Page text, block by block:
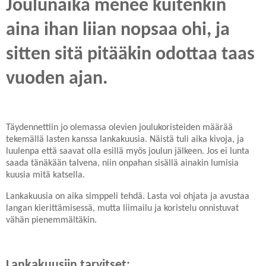
Joulunaika menee kuitenkin
aina ihan liian nopsaa ohi, ja
sitten sitä pitääkin odottaa taas
vuoden ajan.
Täydennettiin jo olemassa olevien joulukoristeiden määrää
tekemällä lasten kanssa lankakuusia. Näistä tuli aika kivoja, ja
luulenpa että saavat olla esillä myös joulun jälkeen. Jos ei lunta
saada tänäkään talvena, niin onpahan sisällä ainakin lumisia
kuusia mitä katsella.
Lankakuusia on aika simppeli tehdä. Lasta voi ohjata ja avustaa
langan kierittämisessä, mutta liimailu ja koristelu onnistuvat
vähän pienemmältäkin.